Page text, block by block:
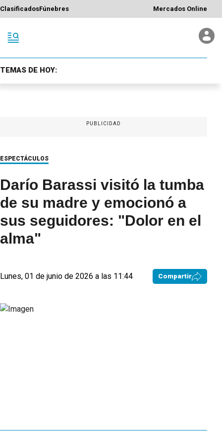
ClasificadosFúnebres Mercados Online
TEMAS DE HOY:
PUBLICIDAD
ESPECTÁCULOS
Darío Barassi visitó la tumba
de su madre y emocionó a
sus seguidores: "Dolor en el
alma"
Lunes, 01 de junio de 2026 a las 11:44 Compartir